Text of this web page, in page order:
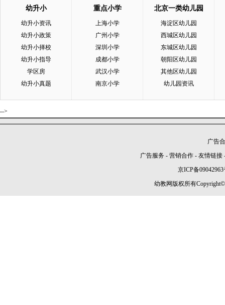
幼升小
幼升小资讯
幼升小政策
幼升小择校
幼升小指导
学区房
幼升小真题
重点小学
上海小学
广州小学
深圳小学
成都小学
武汉小学
南京小学
北京一类幼儿园
海淀区幼儿园
西城区幼儿园
东城区幼儿园
朝阳区幼儿园
其他区幼儿园
幼儿园资讯
-->
广告
广告服务 - 营销合作 - 友情链接
京ICP备09042963
幼教网版权所有